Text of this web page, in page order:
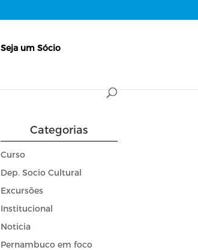
Seja um Sócio
Categorias
Curso
Dep. Socio Cultural
Excursões
Institucional
Noticia
Pernambuco em foco